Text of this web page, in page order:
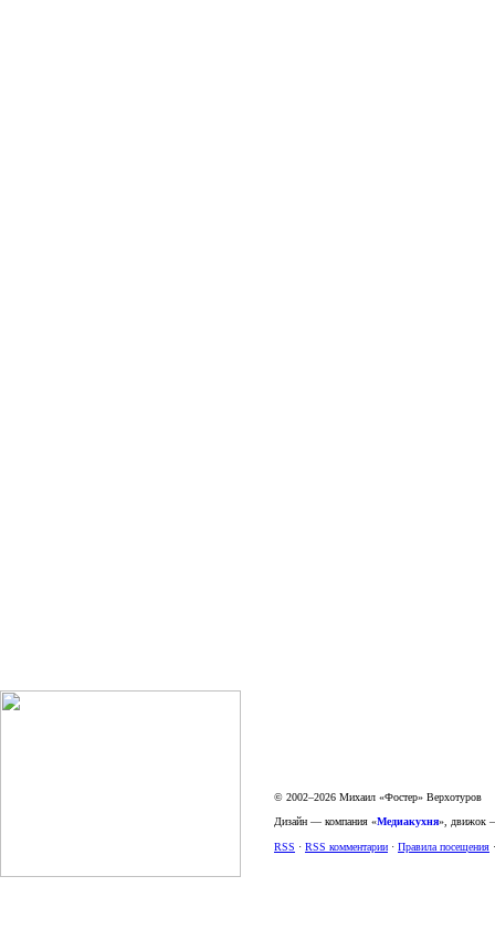
© 2002–2026 Михаил «Фостер» Верхотуров
Дизайн — компания «Медиакухня»,
RSS · RSS комментарии · Правила посещения